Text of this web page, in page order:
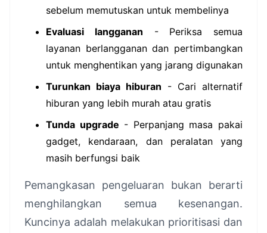
sebelum memutuskan untuk membelinya
Evaluasi langganan - Periksa semua
layanan berlangganan dan pertimbangkan
untuk menghentikan yang jarang digunakan
Turunkan biaya hiburan - Cari alternatif
hiburan yang lebih murah atau gratis
Tunda upgrade - Perpanjang masa pakai
gadget, kendaraan, dan peralatan yang
masih berfungsi baik
Pemangkasan pengeluaran bukan berarti
menghilangkan semua kesenangan.
Kuncinya adalah melakukan prioritisasi dan